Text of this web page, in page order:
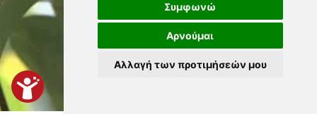
Συμφωνώ
Αρνούμαι
Αλλαγή των προτιμήσεών μου